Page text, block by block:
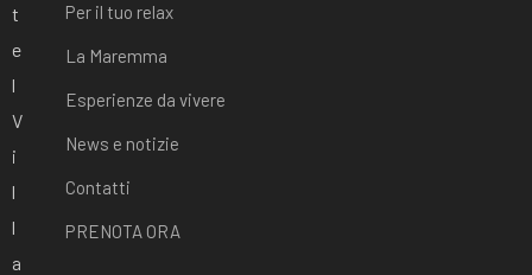
t
e
l
V
i
l
l
a
Per il tuo relax
La Maremma
Esperienze da vivere
News e notizie
Contatti
PRENOTA ORA